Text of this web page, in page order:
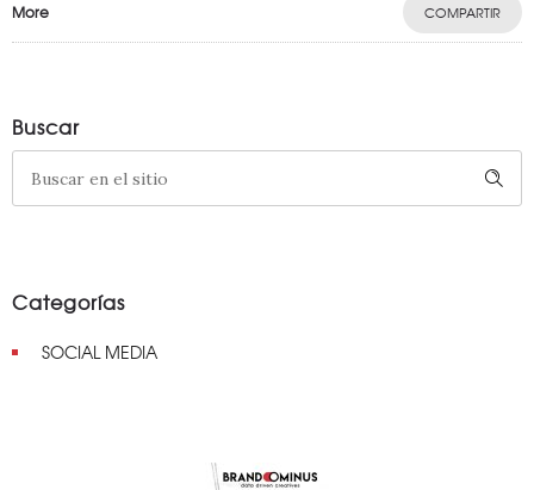
More COMPARTIR
Buscar
Categorías
SOCIAL MEDIA